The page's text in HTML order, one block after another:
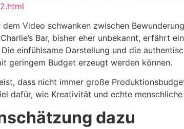
dem Video schwanken zwischen
Bar, bisher eher unbekannt, erfährt
Die einfühlsame Darstellung und die
geringem Budget erzeugt werden können.
dass nicht immer große
dafür, wie Kreativität und echte
dazu